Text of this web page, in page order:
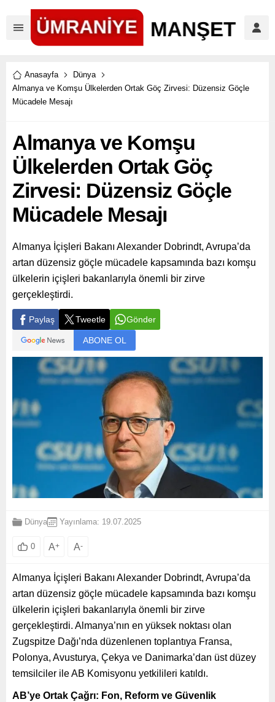
Anasayfa
Dünya
Almanya ve Komşu Ülkelerden Ortak Göç Zirvesi: Düzensiz Göçle
Mücadele Mesajı
Almanya ve Komşu
Ülkelerden Ortak Göç
Zirvesi: Düzensiz Göçle
Mücadele Mesajı
Almanya İçişleri Bakanı Alexander Dobrindt, Avrupa’da
artan düzensiz göçle mücadele kapsamında bazı komşu
ülkelerin içişleri bakanlarıyla önemli bir zirve
gerçekleştirdi.
Paylaş Tweetle Gönder
ABONE OL
Dünya Yayınlama: 19.07.2025
0 A+ A-
Almanya İçişleri Bakanı Alexander Dobrindt, Avrupa’da
artan düzensiz göçle mücadele kapsamında bazı komşu
ülkelerin içişleri bakanlarıyla önemli bir zirve
gerçekleştirdi. Almanya’nın en yüksek noktası olan
Zugspitze Dağı’nda düzenlenen toplantıya Fransa,
Polonya, Avusturya, Çekya ve Danimarka’dan üst düzey
temsilciler ile AB Komisyonu yetkilileri katıldı.
AB’ye Ortak Çağrı: Fon, Reform ve Güvenlik